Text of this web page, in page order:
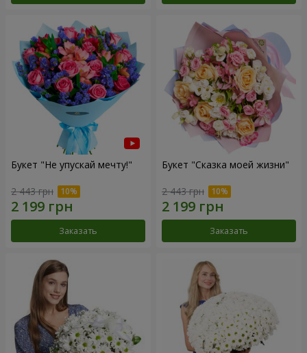
Букет "Не упускай мечту!"
2 443 грн
Заказать
Букет "Сказка моей жизни"
2 443 грн
Заказать